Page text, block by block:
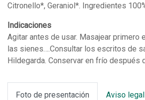
Citronello*, Geraniol*. Ingredientes
Indicaciones
Agitar antes de usar. Masajear primero
las sienes….Consultar los escritos de
Hildegarda. Conservar en frío después
Foto de presentación Aviso legal